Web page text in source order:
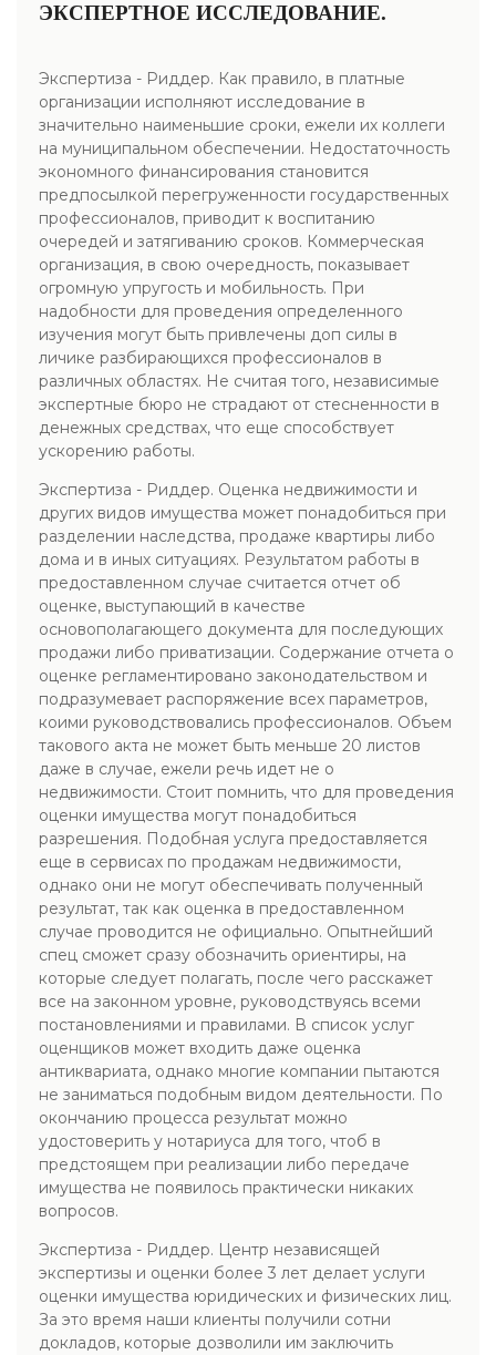
ЭКСПЕРТНОЕ ИССЛЕДОВАНИЕ.
Экспертиза - Риддер. Как правило, в платные
организации исполняют исследование в
значительно наименьшие сроки, ежели их коллеги
на муниципальном обеспечении. Недостаточность
экономного финансирования становится
предпосылкой перегруженности государственных
профессионалов, приводит к воспитанию
очередей и затягиванию сроков. Коммерческая
организация, в свою очередность, показывает
огромную упругость и мобильность. При
надобности для проведения определенного
изучения могут быть привлечены доп силы в
личике разбирающихся профессионалов в
различных областях. Не считая того, независимые
экспертные бюро не страдают от стесненности в
денежных средствах, что еще способствует
ускорению работы.
Экспертиза - Риддер. Оценка недвижимости и
других видов имущества может понадобиться при
разделении наследства, продаже квартиры либо
дома и в иных ситуациях. Результатом работы в
предоставленном случае считается отчет об
оценке, выступающий в качестве
основополагающего документа для последующих
продажи либо приватизации. Содержание отчета о
оценке регламентировано законодательством и
подразумевает распоряжение всех параметров,
коими руководствовались профессионалов. Объем
такового акта не может быть меньше 20 листов
даже в случае, ежели речь идет не о
недвижимости. Стоит помнить, что для проведения
оценки имущества могут понадобиться
разрешения. Подобная услуга предоставляется
еще в сервисах по продажам недвижимости,
однако они не могут обеспечивать полученный
результат, так как оценка в предоставленном
случае проводится не официально. Опытнейший
спец сможет сразу обозначить ориентиры, на
которые следует полагать, после чего расскажет
все на законном уровне, руководствуясь всеми
постановлениями и правилами. В список услуг
оценщиков может входить даже оценка
антиквариата, однако многие компании пытаются
не заниматься подобным видом деятельности. По
окончанию процесса результат можно
удостоверить у нотариуса для того, чтоб в
предстоящем при реализации либо передаче
имущества не появилось практически никаких
вопросов.
Экспертиза - Риддер. Центр независящей
экспертизы и оценки более 3 лет делает услуги
оценки имущества юридических и физических лиц.
За это время наши клиенты получили сотни
докладов, которые дозволили им заключить